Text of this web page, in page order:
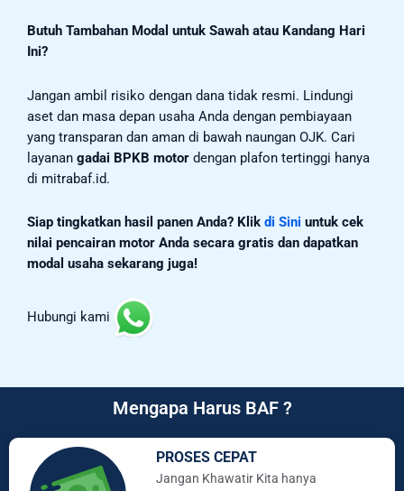
Butuh Tambahan Modal untuk Sawah atau Kandang Hari
Ini?
Jangan ambil risiko dengan dana tidak resmi. Lindungi
aset dan masa depan usaha Anda dengan pembiayaan
yang transparan dan aman di bawah naungan OJK. Cari
layanan gadai BPKB motor dengan plafon tertinggi hanya
di mitrabaf.id.
Siap tingkatkan hasil panen Anda? Klik di Sini untuk cek
nilai pencairan motor Anda secara gratis dan dapatkan
modal usaha sekarang juga!
Hubungi kami
Mengapa Harus BAF ?
PROSES CEPAT
Jangan Khawatir Kita hanya